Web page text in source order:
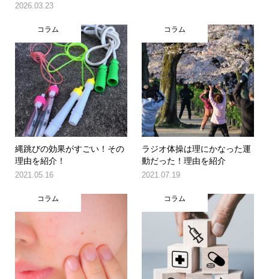
2026.03.23
コラム
縄跳びの効果がすごい！その
理由を紹介！
2021.05.16
コラム
ラジオ体操は理にかなった運
動だった！理由を紹介
2021.07.19
コラム コラム